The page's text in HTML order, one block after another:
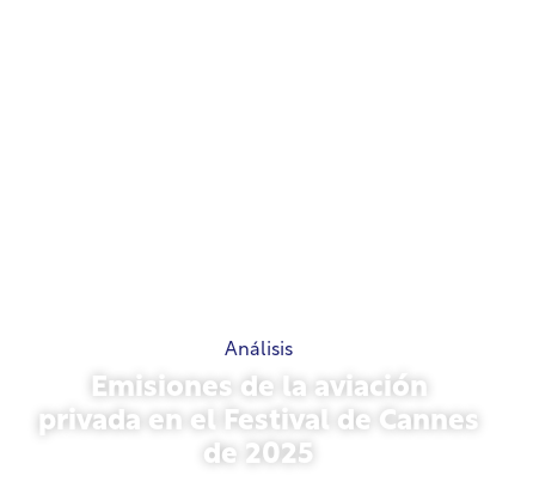
Análisis
Emisiones de la aviación
privada en el Festival de Cannes
de 2025